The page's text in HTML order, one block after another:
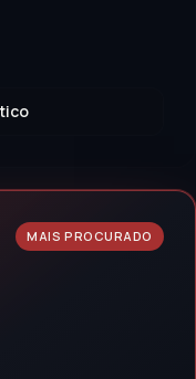
MAIS PROCURADO